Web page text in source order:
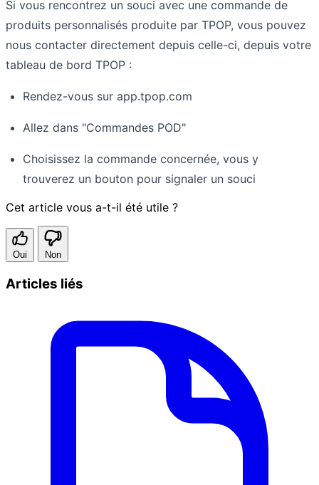
Si vous rencontrez un souci avec une commande de
produits personnalisés produite par TPOP, vous pouvez
nous contacter directement depuis celle-ci, depuis votre
tableau de bord TPOP :
Rendez-vous sur app.tpop.com
Allez dans "Commandes POD"
Choisissez la commande concernée, vous y
trouverez un bouton pour signaler un souci
Cet article vous a-t-il été utile ?
Oui Non
Articles liés